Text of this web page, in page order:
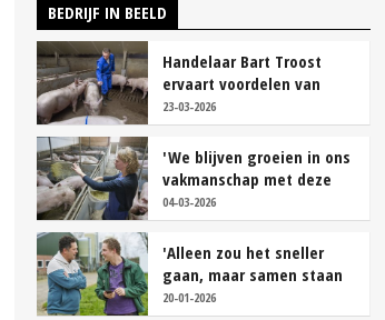
BEDRIJF IN BEELD
Handelaar Bart Troost
ervaart voordelen van
coöperatieve voerfusie
23-03-2026
'We blijven groeien in ons
vakmanschap met deze
teamaanpak'
04-03-2026
'Alleen zou het sneller
gaan, maar samen staan
we stukken sterker'
20-01-2026